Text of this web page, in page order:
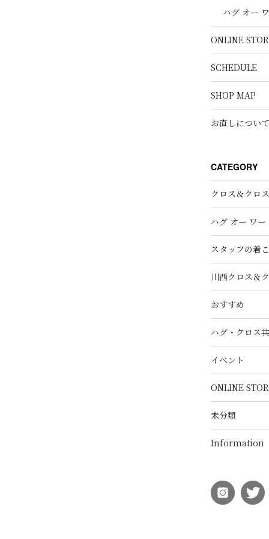
ハグ オー
ONLINE
SCHEDULE
SHOP MAP
お直しについて
CATEGORY
クロス＆クロス
ハグ オー ワー
スタッフの着
川西クロス＆
おすすめ
ハグ・クロス
イベント
ONLINE
未分類
Information